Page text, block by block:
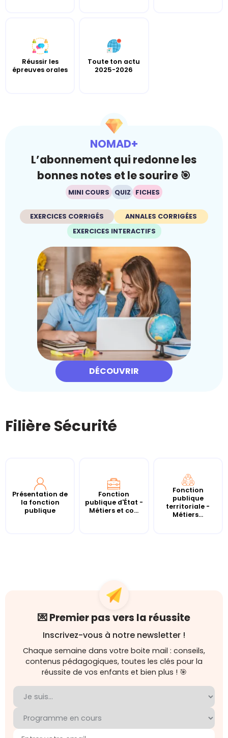
Réussir les
épreuves orales
Toute ton actu
2025-2026
NOMAD+
L’abonnement qui redonne les
bonnes notes et le sourire 🎯
MINI COURS QUIZ FICHES
EXERCICES CORRIGÉS
ANNALES CORRIGÉES
EXERCICES INTERACTIFS
DÉCOUVRIR
Filière Sécurité
Présentation de
la fonction
publique
Fonction
publique d'État -
Métiers et co...
Fonction
publique
territoriale -
Métiers...
💌 Premier pas vers la réussite
Inscrivez-vous à notre newsletter !
Chaque semaine dans votre boite mail : conseils,
contenus pédagogiques, toutes les clés pour la
réussite de vos enfants et bien plus ! 🎯